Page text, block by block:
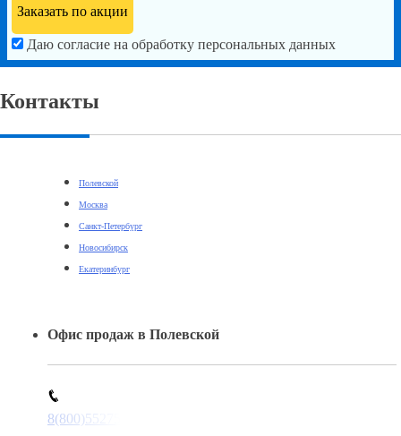
Даю согласие на обработку персональных данных
Контакты
Полевской
Москва
Санкт-Петербург
Новосибирск
Екатеринбург
Офис продаж в Полевской
8(800)5527584